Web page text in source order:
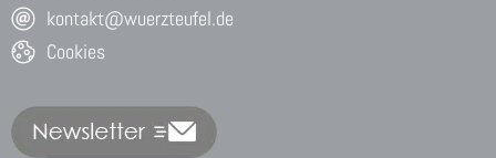
kontakt@wuerzteufel.de
Cookies